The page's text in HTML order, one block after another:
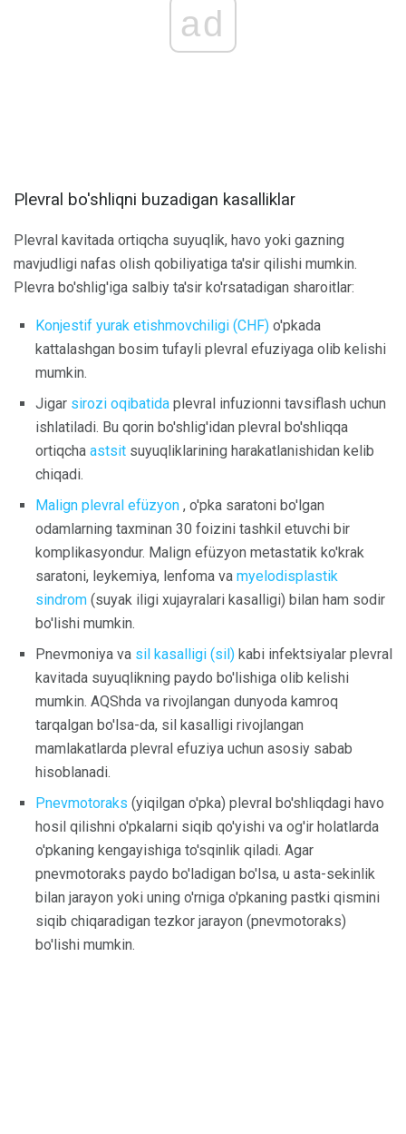
ad
Plevral bo'shliqni buzadigan kasalliklar
Plevral kavitada ortiqcha suyuqlik, havo yoki gazning
mavjudligi nafas olish qobiliyatiga ta'sir qilishi mumkin.
Plevra bo'shlig'iga salbiy ta'sir ko'rsatadigan sharoitlar:
Konjestif yurak etishmovchiligi (CHF) o'pkada
kattalashgan bosim tufayli plevral efuziyaga olib kelishi
mumkin.
Jigar sirozi oqibatida plevral infuzionni tavsiflash uchun
ishlatiladi. Bu qorin bo'shlig'idan plevral bo'shliqqa
ortiqcha astsit suyuqliklarining harakatlanishidan kelib
chiqadi.
Malign plevral efüzyon , o'pka saratoni bo'lgan
odamlarning taxminan 30 foizini tashkil etuvchi bir
komplikasyondur. Malign efüzyon metastatik ko'krak
saratoni, leykemiya, lenfoma va myelodisplastik
sindrom (suyak iligi xujayralari kasalligi) bilan ham sodir
bo'lishi mumkin.
Pnevmoniya va sil kasalligi (sil) kabi infektsiyalar plevral
kavitada suyuqlikning paydo bo'lishiga olib kelishi
mumkin. AQShda va rivojlangan dunyoda kamroq
tarqalgan bo'lsa-da, sil kasalligi rivojlangan
mamlakatlarda plevral efuziya uchun asosiy sabab
hisoblanadi.
Pnevmotoraks (yiqilgan o'pka) plevral bo'shliqdagi havo
hosil qilishni o'pkalarni siqib qo'yishi va og'ir holatlarda
o'pkaning kengayishiga to'sqinlik qiladi. Agar
pnevmotoraks paydo bo'ladigan bo'lsa, u asta-sekinlik
bilan jarayon yoki uning o'rniga o'pkaning pastki qismini
siqib chiqaradigan tezkor jarayon (pnevmotoraks)
bo'lishi mumkin.